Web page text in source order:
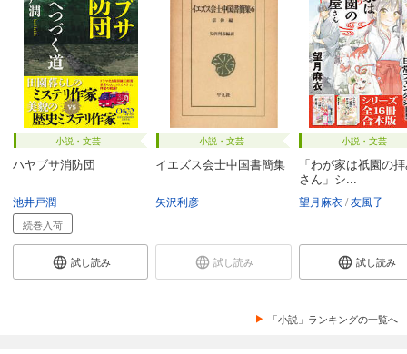
小説・文芸
ハヤブサ消防団
池井戸潤
続巻入荷
試し読み
小説・文芸
イエズス会士中国書簡集
矢沢利彦
試し読み
小説・文芸
「わが家は祇園の
さん」シ...
望月麻衣 友風子
試し読み
「小説」ランキングの一覧へ